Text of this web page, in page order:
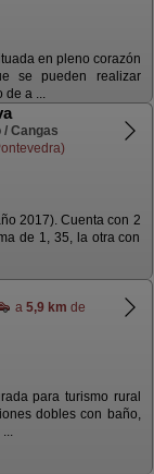
en pleno corazón
se pueden realizar
de a ...
/ Cangas
2017). Cuenta con 2
de 1, 35, la otra con
a 5,9 km de
para turismo rural
dobles con baño,